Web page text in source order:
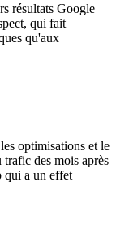
résultats Google
qui fait
qu'aux
optimisations et le
des mois après
qui a un effet